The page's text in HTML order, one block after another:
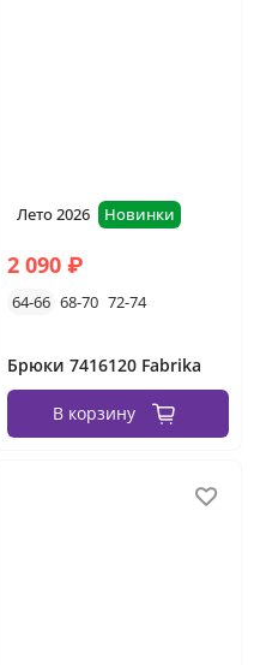
Лето 2026 Новинки
2 090 ₽
64-66 68-70 72-74
Брюки 7416120 Fabrika
В корзину